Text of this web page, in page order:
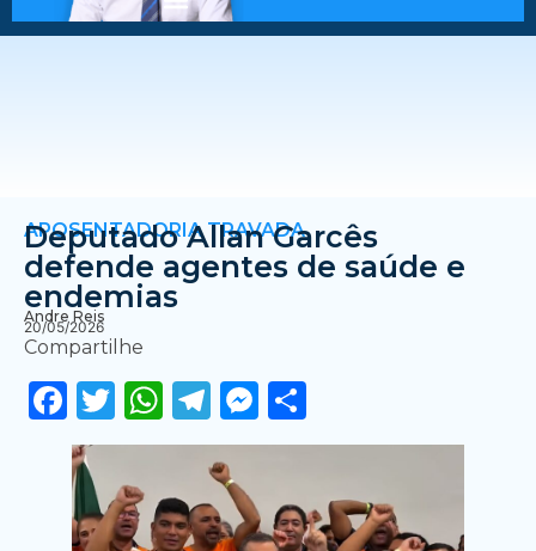
APOSENTADORIA TRAVADA
Deputado Allan Garcês
defende agentes de saúde e
endemias
Andre Reis
20/05/2026
Compartilhe
Facebook
Twitter
WhatsApp
Telegram
Messenger